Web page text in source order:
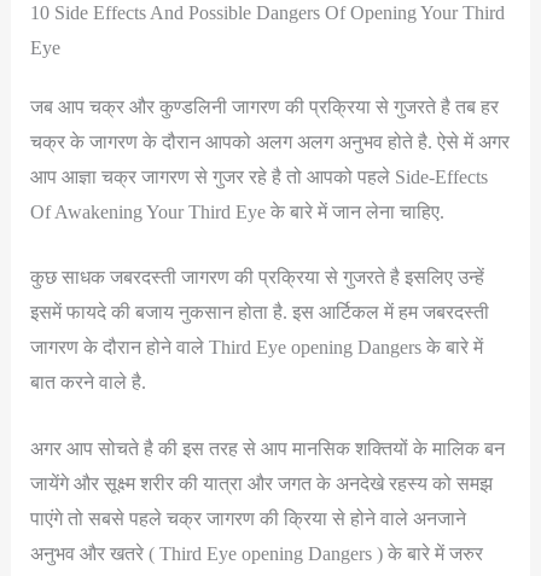
10 Side Effects And Possible Dangers Of Opening Your Third
Eye
जब आप चक्र और कुण्डलिनी जागरण की प्रक्रिया से गुजरते है तब हर
चक्र के जागरण के दौरान आपको अलग अलग अनुभव होते है. ऐसे में अगर
आप आज्ञा चक्र जागरण से गुजर रहे है तो आपको पहले Side-Effects
Of Awakening Your Third Eye के बारे में जान लेना चाहिए.
कुछ साधक जबरदस्ती जागरण की प्रक्रिया से गुजरते है इसलिए उन्हें
इसमें फायदे की बजाय नुकसान होता है. इस आर्टिकल में हम जबरदस्ती
जागरण के दौरान होने वाले Third Eye opening Dangers के बारे में
बात करने वाले है.
अगर आप सोचते है की इस तरह से आप मानसिक शक्तियों के मालिक बन
जायेंगे और सूक्ष्म शरीर की यात्रा और जगत के अनदेखे रहस्य को समझ
पाएंगे तो सबसे पहले चक्र जागरण की क्रिया से होने वाले अनजाने
अनुभव और खतरे ( Third Eye opening Dangers ) के बारे में जरुर